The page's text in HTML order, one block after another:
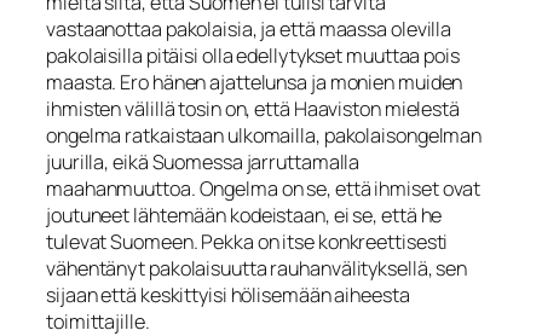
vastaanottaa pakolaisia, ja että maassa olevilla
pakolaisilla pitäisi olla edellytykset muuttaa pois
maasta. Ero hänen ajattelunsa ja monien muiden
ihmisten välillä tosin on, että Haaviston mielestä
ongelma ratkaistaan ulkomailla, pakolaisongelman
juurilla, eikä Suomessa jarruttamalla
maahanmuuttoa. Ongelma on se, että ihmiset ovat
joutuneet lähtemään kodeistaan, ei se, että he
tulevat Suomeen. Pekka on itse konkreettisesti
vähentänyt pakolaisuutta rauhanvälityksellä, sen
sijaan että keskittyisi hölisemään aiheesta
toimittajille.